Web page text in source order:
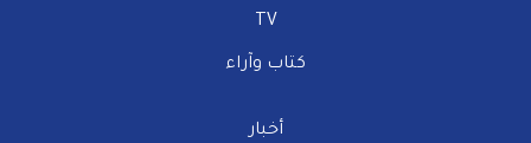
TV
كتاب وآراء
أخبار